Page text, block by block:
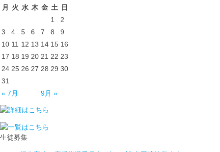
月 火 水 木 金 土 日
1
2
3
4 5 6 7 8
9
10 11 12 13 14 15 16
17 18 19 20 21 22 23
24 25 26 27 28 29 30
31
« 7月
9月 »
生徒募集